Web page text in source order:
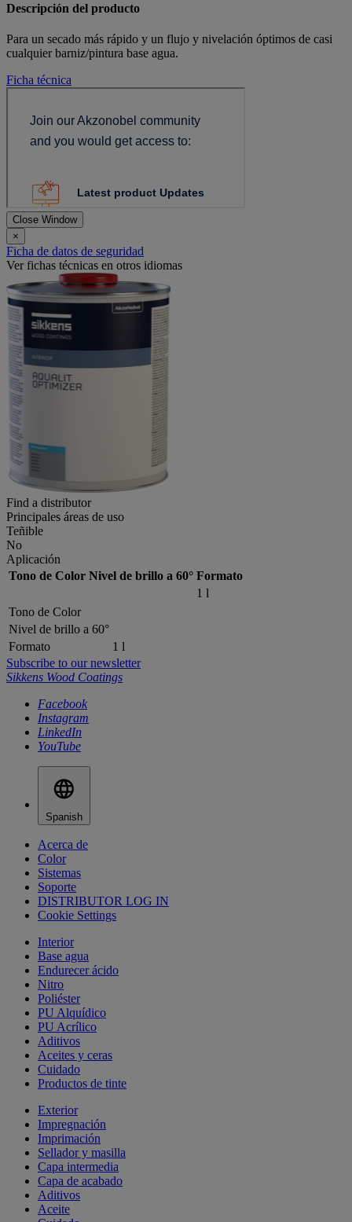
Descripción del producto
Para un secado más rápido y un flujo y nivelación óptimos de casi
cualquier barniz/pintura base agua.
Ficha técnica
Close Window
×
Ficha de datos de seguridad
Ver fichas técnicas en otros idiomas
Find a distributor
Principales áreas de uso
Teñible
No
Aplicación
Tono de Color Nivel de brillo a 60° Formato
1 l
Tono de Color
Nivel de brillo a 60°
Formato
1 l
Subscribe to our newsletter
Sikkens Wood Coatings
Facebook
Instagram
LinkedIn
YouTube
Spanish
Acerca de
Color
Sistemas
Soporte
DISTRIBUTOR LOG IN
Cookie Settings
Interior
Base agua
Endurecer ácido
Nitro
Poliéster
PU Alquídico
PU Acrílico
Aditivos
Aceites y ceras
Cuidado
Productos de tinte
Exterior
Impregnación
Imprimación
Sellador y masilla
Capa intermedia
Capa de acabado
Aditivos
Aceite